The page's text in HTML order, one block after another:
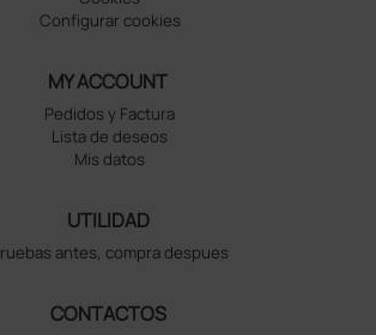
Configurar cookies
MY ACCOUNT
Pedidos y Factura
Lista de deseos
Mis datos
UTILIDAD
antes, compra despues
CONTACTOS